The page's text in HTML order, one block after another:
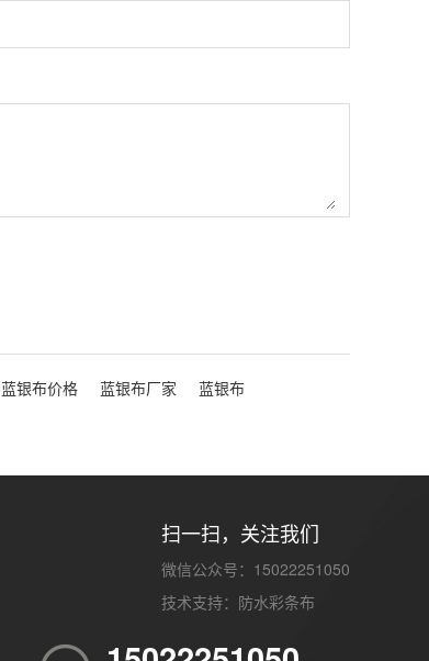
蓝银布价格 蓝银布厂家 蓝银布
扫一扫，关注我们
微信公众号：15022251050
技术支持： 防水彩条布